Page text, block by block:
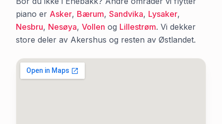
piano er Asker, Bærum, Sandvika, Lysaker,
Nesbru, Nesøya, Vollen og Lillestrøm. Vi dekker
store deler av Akershus og resten av Østlandet.